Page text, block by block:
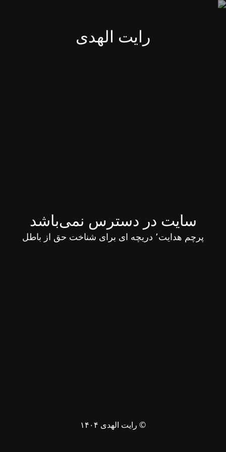
رایت الهدی
سایت در دسترس نمی‌باشد
پرچم هدایت٬ دریچه ای برای شناخت حق از باطل
© رایت الهدی ۱۴۰۴